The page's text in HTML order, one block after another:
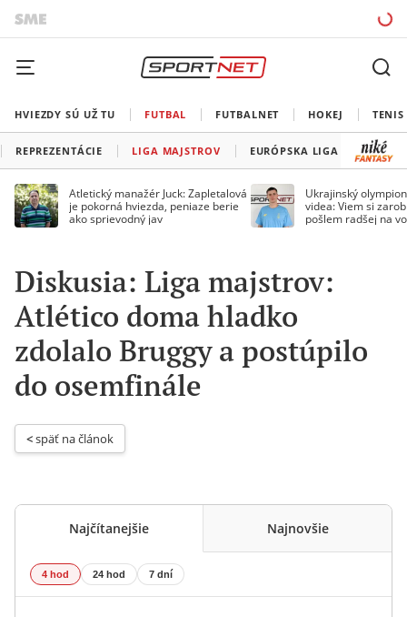
HVIEZDY SÚ UŽ TU FUTBAL FUTBALNET HOKEJ TENIS
REPREZENTÁCIE LIGA MAJSTROV EURÓPSKA LIGA
Atletický manažér Juck: Zapletalová
je pokorná hviezda, peniaze berie
ako sprievodný jav
Ukrajinský
videa: Viem si
pošlem radšej na
Diskusia: Liga majstrov:
Atlético doma hladko
zdolalo Bruggy a postúpilo
do osemfinále
< späť na článok
Najčítanejšie Najnovšie
4 hod 24 hod 7 dní